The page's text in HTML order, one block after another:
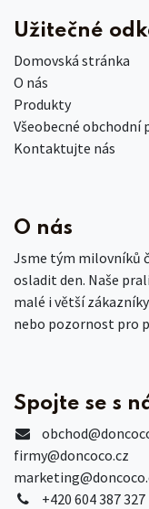
Užitečné
Domovská stránka
O nás
Produkty
Všeobecné obchodní
Kontaktujte nás
O nás
Jsme tým milovníků
osladit den. Naše
malé i větší
nebo pozornost pro
Spojte se s
obchod
firmy@doncoco.cz
+420 604 387 327